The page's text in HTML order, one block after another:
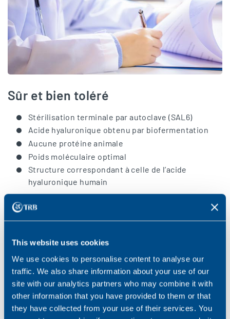
This website uses cookies
We use cookies to personalise content to analyse our
traffic. We also share information about your use of our
site with our analytics partners who may combine it with
other information that you have provided to them or that
they have collected from your use of their services. You
Sûr et bien toléré
Stérilisation terminale par autoclave (SAL6)
Acide hyaluronique obtenu par biofermentation
Aucune protéine animale
Poids moléculaire optimal
Structure correspondant à celle de l’acide
hyaluronique humain